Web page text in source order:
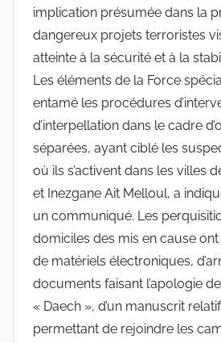
implication présumée dans la
dangereux projets terroristes
atteinte à la sécurité et à la
Les éléments de la Force
entamé les procédures
d’interpellation dans le cadre
séparées, ayant ciblé les
où ils s’activent dans les villes
et Inezgane Ait Melloul, a
un communiqué. Les
domiciles des mis en cause
de matériels électroniques,
documents faisant l’apologie
« Daech », d’un manuscrit
permettant de rejoindre les